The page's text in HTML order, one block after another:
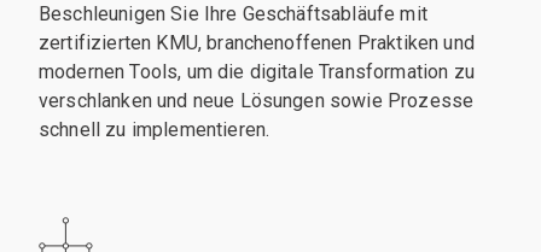
Beschleunigen Sie Ihre Geschäftsabläufe mit
zertifizierten KMU, branchenoffenen Praktiken und
modernen Tools, um die digitale Transformation zu
verschlanken und neue Lösungen sowie Prozesse
schnell zu implementieren.